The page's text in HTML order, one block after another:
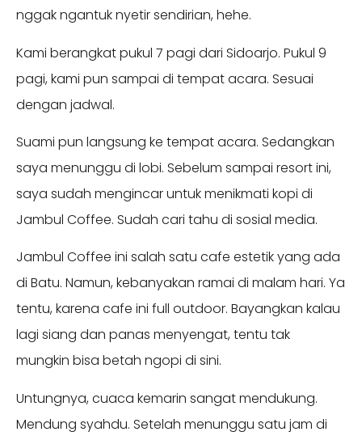
nggak ngantuk nyetir sendirian, hehe.
Kami berangkat pukul 7 pagi dari Sidoarjo. Pukul 9
pagi, kami pun sampai di tempat acara. Sesuai
dengan jadwal.
Suami pun langsung ke tempat acara. Sedangkan
saya menunggu di lobi. Sebelum sampai resort ini,
saya sudah mengincar untuk menikmati kopi di
Jambul Coffee. Sudah cari tahu di sosial media.
Jambul Coffee ini salah satu cafe estetik yang ada
di Batu. Namun, kebanyakan ramai di malam hari. Ya
tentu, karena cafe ini full outdoor. Bayangkan kalau
lagi siang dan panas menyengat, tentu tak
mungkin bisa betah ngopi di sini.
Untungnya, cuaca kemarin sangat mendukung.
Mendung syahdu. Setelah menunggu satu jam di